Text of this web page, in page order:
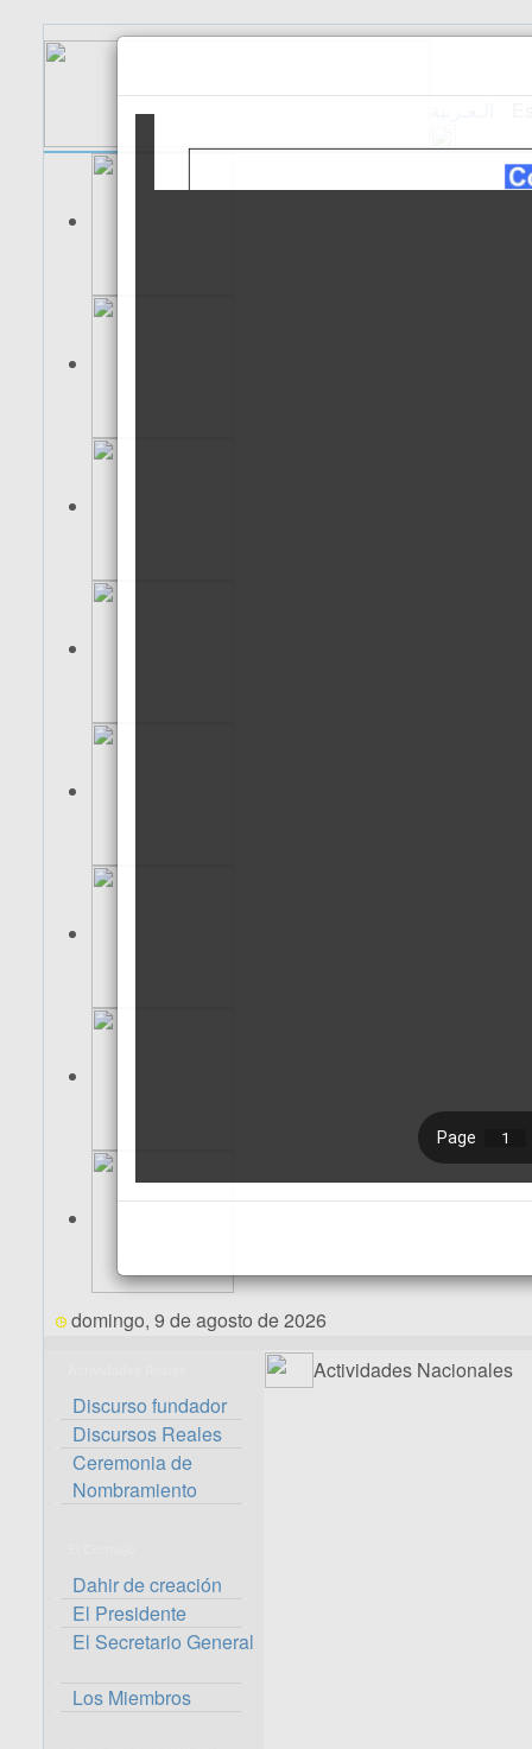
domingo, 9 de agosto de 2026
Discurso fundador
Discursos Reales
Ceremonia de
Nombramiento
Dahir de creación
El Presidente
El Secretario General
Los Miembros
Actividades Nacionales